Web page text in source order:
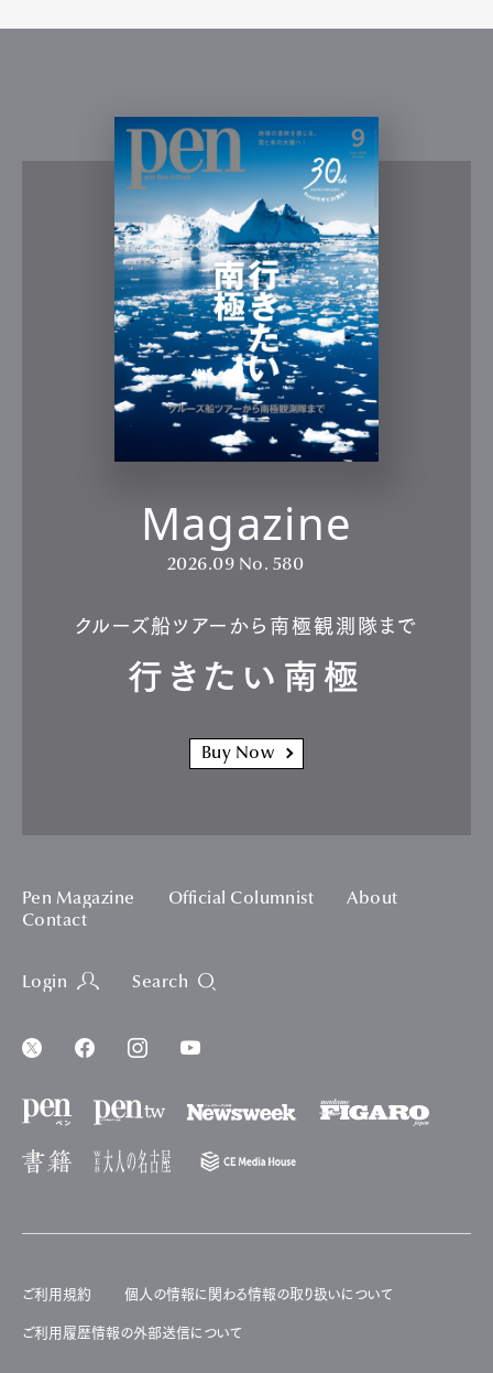
Magazine
2026.09 No. 580
クルーズ船ツアーから南極観測隊まで
行きたい南極
Buy Now
Pen Magazine Official Columnist
About
Contact
Login Search
ご利用規約 個人の情報に関わる情報の取り扱いについて
ご利用履歴情報の外部送信について